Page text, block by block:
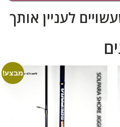
לעניין אותך
מבצע!